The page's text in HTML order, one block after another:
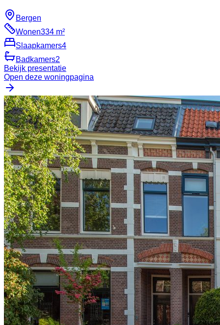
Bergen
Wonen334 m²
Slaapkamers4
Badkamers2
Bekijk presentatie
Open deze woningpagina